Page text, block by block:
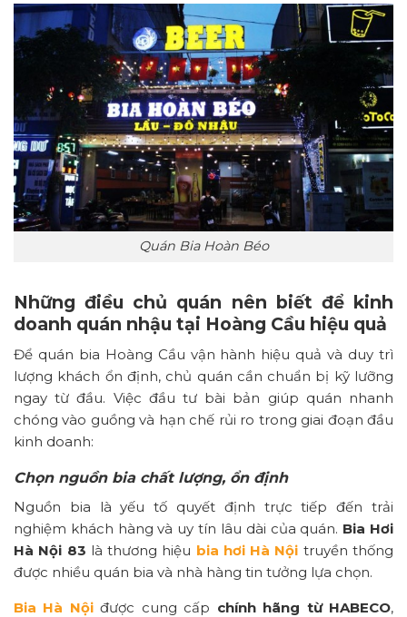
Quán Bia Hoàn Béo
Những điều chủ quán nên biết để kinh
doanh quán nhậu tại Hoàng Cầu hiệu quả
Để quán bia Hoàng Cầu vận hành hiệu quả và duy trì
lượng khách ổn định, chủ quán cần chuẩn bị kỹ lưỡng
ngay từ đầu. Việc đầu tư bài bản giúp quán nhanh
chóng vào guồng và hạn chế rủi ro trong giai đoạn đầu
kinh doanh:
Chọn nguồn bia chất lượng, ổn định
Nguồn bia là yếu tố quyết định trực tiếp đến trải
nghiệm khách hàng và uy tín lâu dài của quán. Bia Hơi
Hà Nội 83 là thương hiệu bia hơi Hà Nội truyền thống
được nhiều quán bia và nhà hàng tin tưởng lựa chọn.
Bia Hà Nội được cung cấp chính hãng từ HABECO,